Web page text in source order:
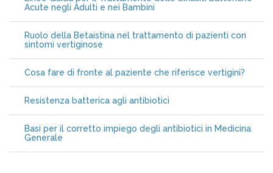
Acute negli Adulti e nei Bambini
Ruolo della Betaistina nel trattamento di pazienti con
sintomi vertiginose
Cosa fare di fronte al paziente che riferisce vertigini?
Resistenza batterica agli antibiotici
Basi per il corretto impiego degli antibiotici in Medicina
Generale